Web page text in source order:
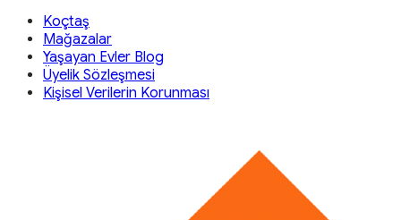
Koçtaş
Mağazalar
Yaşayan Evler Blog
Üyelik Sözleşmesi
Kişisel Verilerin Korunması